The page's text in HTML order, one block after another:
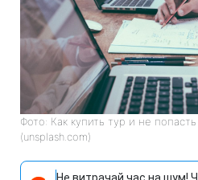
Фото: Как купить тур и не
(unsplash.com)